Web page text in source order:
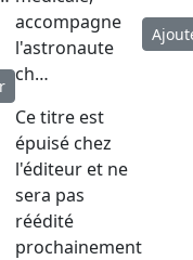
accompagne
l'astronaute
ch…
Ce titre est
épuisé chez
l'éditeur et ne
sera pas
réédité
prochainement